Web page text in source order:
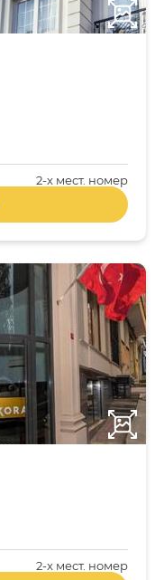
2-x мест. номер
2-x мест. номер